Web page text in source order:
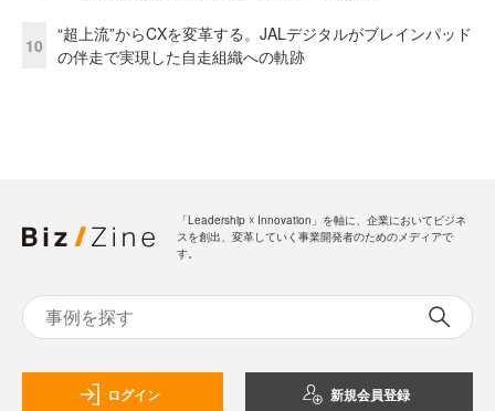
10
“超上流”からCXを変革する。JALデジタルがブレインパッド
の伴走で実現した自走組織への軌跡
「Leadership ☓ Innovation」を軸に、企業においてビジネ
スを創出、変革していく事業開発者のためのメディアで
す。
ログイン 新規会員登録